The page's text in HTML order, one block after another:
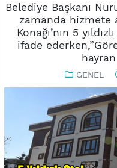
Belediye Başkanı
zamanda hizmete
Konağı’nın 5
ifade
GENEL